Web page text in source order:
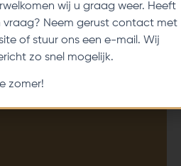
bij u
Proefzitten
bij ons
wij u graag weer. Heeft
vraag? Neem gerust contact met
of stuur ons een e-mail. Wij
zo snel mogelijk.
zomer!